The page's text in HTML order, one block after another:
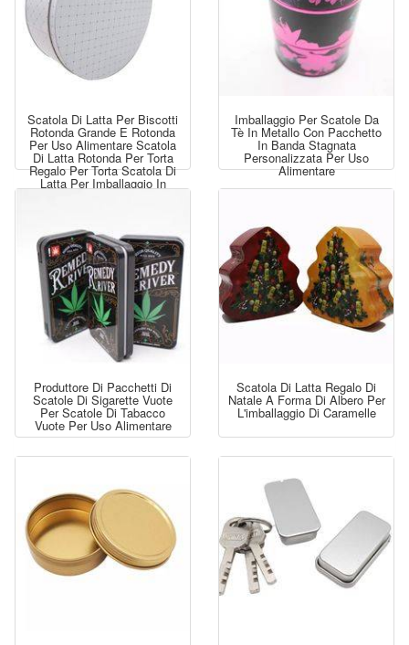
Scatola Di Latta Per Biscotti
Rotonda Grande E Rotonda
Per Uso Alimentare Scatola
Di Latta Rotonda Per Torta
Regalo Per Torta Scatola Di
Latta Per Imballaggio In
Imballaggio Per Scatole Da
Tè In Metallo Con Pacchetto
In Banda Stagnata
Personalizzata Per Uso
Alimentare
Produttore Di Pacchetti Di
Scatole Di Sigarette Vuote
Per Scatole Di Tabacco
Vuote Per Uso Alimentare
Scatola Di Latta Regalo Di
Natale A Forma Di Albero Per
L'imballaggio Di Caramelle